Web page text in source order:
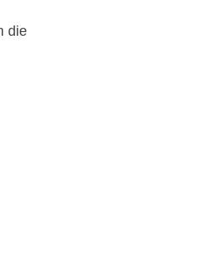
die